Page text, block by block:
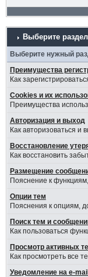
Выберите раздел
Выберите нужный
Преимущества
Как
Cookies и их
Преимущества
Авторизация и выход
Как авторизоваться и
Восстановление
Как восстановить
Размещение
Пояснение к
Опции тем
Пояснения к опциям,
Поиск тем и
Как пользоваться
Просмотр активных
Как просмотреть все
Уведомление на е-